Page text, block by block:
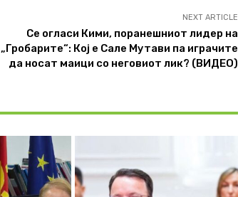
NEXT ARTICLE
Се огласи Кими, поранешниот лидер на
„Гробарите“: Кој е Сале Мутави па играчите
да носат маици со неговиот лик? (ВИДЕО)